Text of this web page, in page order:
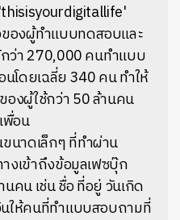
องผู้ทำแบบทดสอบและ
ว่า 270,000 คนทำแบบ
โดยเฉลี่ย 340 คน ทำให้
งผู้ใช้กว่า 50 ล้านคน
พื่อน
นาดเล็กๆ ที่ทำผ่าน
งเข้าถึงข้อมูลเฟซบุ๊ก
คน เช่น ชื่อ ที่อยู่ วันเกิด
นให้คนที่ทำแบบสอบถามที่